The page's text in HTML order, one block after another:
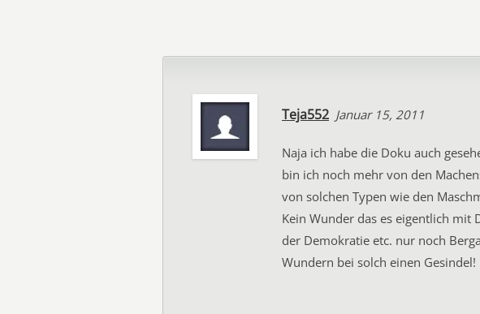
Teja552 Januar 15, 2011
Naja ich habe die Doku auch
bin ich noch mehr von den
von solchen Typen wie den
Kein Wunder das es eigentlich mit
der Demokratie etc. nur noch
Wundern bei solch einen Gesindel!